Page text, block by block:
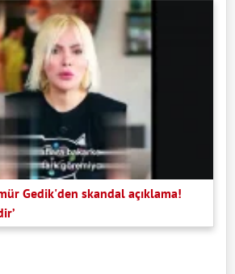
Gedik'den skandal açıklama!